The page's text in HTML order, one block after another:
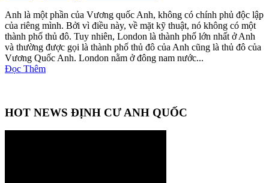
Anh là một phần của Vương quốc Anh, không có chính phủ độc lập
của riêng mình. Bởi vì điều này, về mặt kỹ thuật, nó không có một
thành phố thủ đô. Tuy nhiên, London là thành phố lớn nhất ở Anh
và thường được gọi là thành phố thủ đô của Anh cũng là thủ đô của
Vương Quốc Anh. London nằm ở đông nam nước...
Đọc Thêm
HOT NEWS ĐỊNH CƯ ANH QUỐC